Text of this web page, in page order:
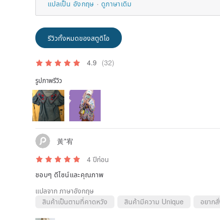
แปลเป็น อังกฤษ
ดูภาษาเดิม
รีวิวทั้งหมดของสตูดิโอ
4.9 (32)
รูปภาพรีวิว
黃*宥
4 ปีก่อน
ชอบๆ ดีไซน์และคุณภาพ
แปลจาก ภาษาอังกฤษ
สินค้าเป็นตามที่คาดหวัง
สินค้ามีความ Unique อยาก